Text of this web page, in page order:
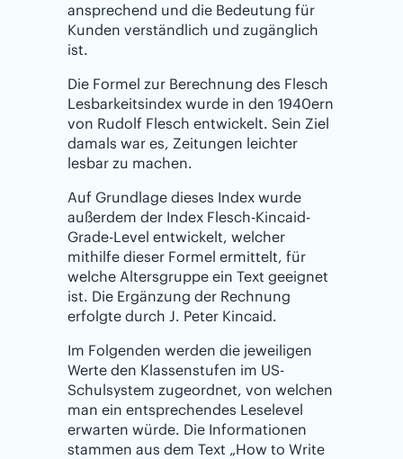
ansprechend und die Bedeutung für
Kunden verständlich und zugänglich
ist.
Die Formel zur Berechnung des Flesch
Lesbarkeitsindex wurde in den 1940ern
von Rudolf Flesch entwickelt. Sein Ziel
damals war es, Zeitungen leichter
lesbar zu machen.
Auf Grundlage dieses Index wurde
außerdem der Index Flesch-Kincaid-
Grade-Level entwickelt, welcher
mithilfe dieser Formel ermittelt, für
welche Altersgruppe ein Text geeignet
ist. Die Ergänzung der Rechnung
erfolgte durch J. Peter Kincaid.
Im Folgenden werden die jeweiligen
Werte den Klassenstufen im US-
Schulsystem zugeordnet, von welchen
man ein entsprechendes Leselevel
erwarten würde. Die Informationen
stammen aus dem Text „How to Write